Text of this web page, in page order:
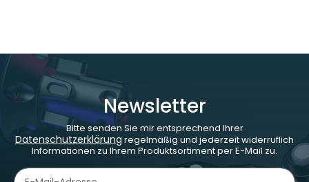
Newsletter
Bitte senden Sie mir entsprechend Ihrer
Datenschutzerklärung regelmäßig und jederzeit widerruflich
Informationen zu Ihrem Produktsortiment per E-Mail zu.